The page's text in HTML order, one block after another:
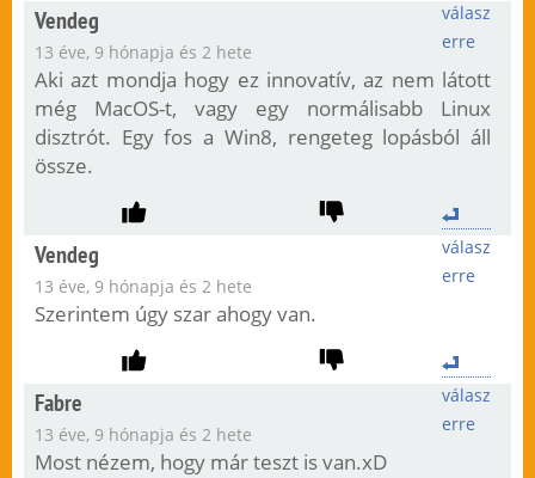
válasz
erre
Vendeg
13 éve, 9 hónapja és 2 hete
Aki azt mondja hogy ez innovatív, az nem látott
még MacOS-t, vagy egy normálisabb Linux
disztrót. Egy fos a Win8, rengeteg lopásból áll
össze.
válasz
erre
Vendeg
13 éve, 9 hónapja és 2 hete
Szerintem úgy szar ahogy van.
válasz
erre
Fabre
13 éve, 9 hónapja és 2 hete
Most nézem, hogy már teszt is van.xD